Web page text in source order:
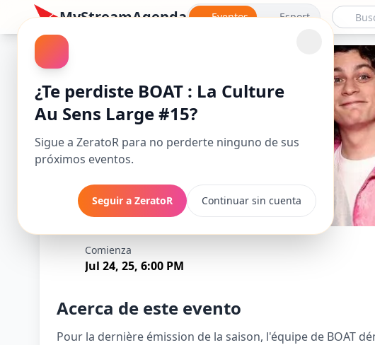
¿Te perdiste BOAT : La Culture
Au Sens Large #15?
Sigue a ZeratoR para no perderte ninguno de sus
próximos eventos.
Seguir a ZeratoR Continuar sin cuenta
MyStreamAgenda Eventos Esport
BOAT : La Culture
Comienza
Jul 24, 25, 6:00 PM
Acerca de este evento
Pour la dernière émission de la saison, l'équipe de BOAT